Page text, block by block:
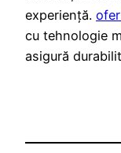
experiență.
cu tehnologie
asigură